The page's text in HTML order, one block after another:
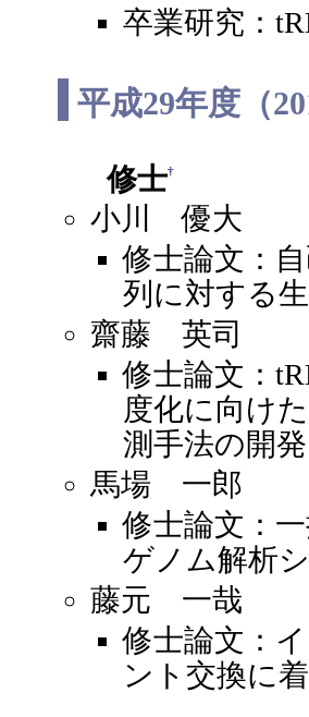
卒業研究：
平成29年度（
修士†
小川 優大
修士論文：
列に対する
齋藤 英司
修士論文：
度化に向け
測手法の開発
馬場 一郎
修士論文：
ゲノム解析
藤元 一哉
修士論文：
ント交換に